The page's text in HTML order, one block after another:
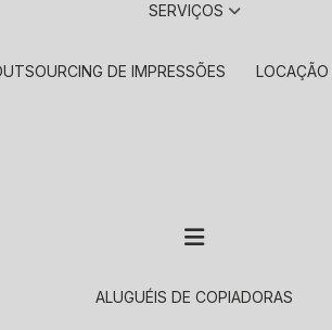
SERVIÇOS
OUTSOURCING DE IMPRESSÕES
ALUGUÉIS DE COPIADORAS